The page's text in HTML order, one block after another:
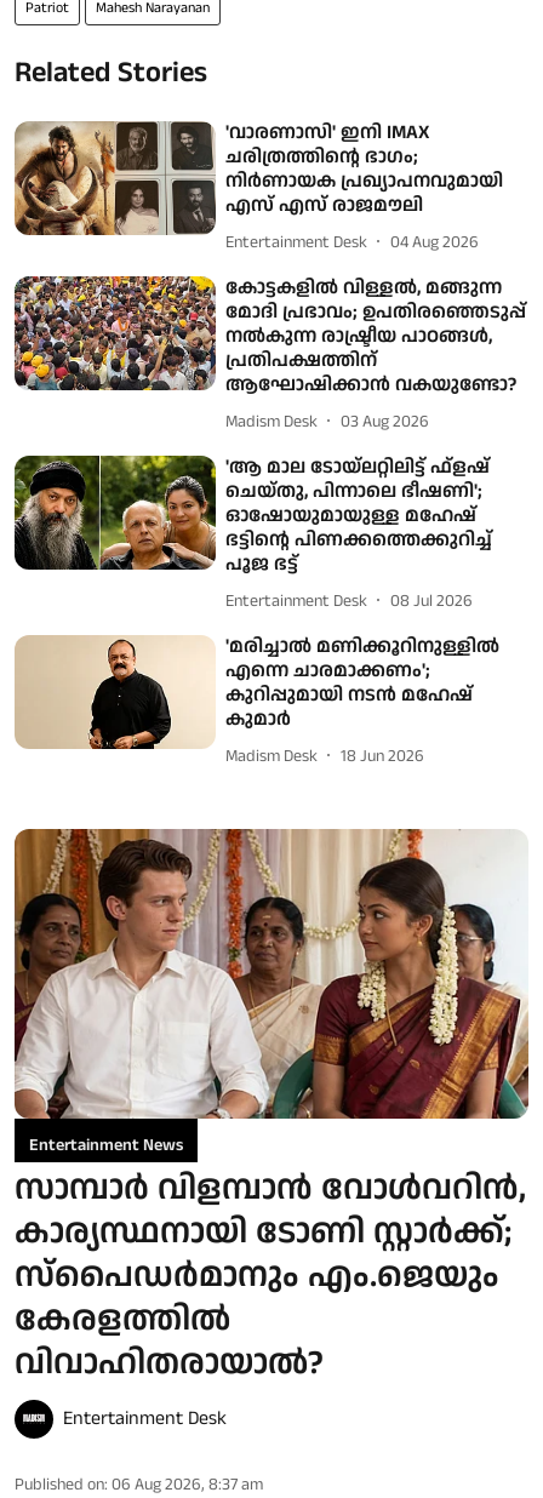
Patriot Mahesh Narayanan
Related Stories
'വാരണാസി' ഇനി IMAX
ചരിത്രത്തിന്റെ ഭാഗം;
നിർണായക പ്രഖ്യാപനവുമായി
എസ് എസ് രാജമൗലി
Entertainment Desk 04 Aug 2026
കോട്ടകളിൽ വിള്ളൽ, മങ്ങുന്ന
മോദി പ്രഭാവം; ഉപതിരഞ്ഞെടുപ്പ്
നൽകുന്ന രാഷ്ട്രീയ പാഠങ്ങൾ,
പ്രതിപക്ഷത്തിന്
ആഘോഷിക്കാൻ വകയുണ്ടോ?
Madism Desk 03 Aug 2026
'ആ മാല ടോയ്ലറ്റിലിട്ട് ഫ്‌ളഷ്
ചെയ്തു, പിന്നാലെ ഭീഷണി';
ഓഷോയുമായുള്ള മഹേഷ്
ഭട്ടിന്റെ പിണക്കത്തെക്കുറിച്ച്
പൂജ ഭട്ട്
Entertainment Desk 08 Jul 2026
'മരിച്ചാൽ മണിക്കൂറിനുള്ളിൽ
എന്നെ ചാരമാക്കണം';
കുറിപ്പുമായി നടൻ മഹേഷ്
കുമാർ
Madism Desk 18 Jun 2026
Entertainment News
സാമ്പാർ വിളമ്പാൻ വോൾവറിൻ,
കാര്യസ്ഥനായി ടോണി സ്റ്റാർക്ക്;
സ്പൈഡർമാനും എം.ജെയും
കേരളത്തിൽ
വിവാഹിതരായാൽ?
Entertainment Desk
Published on: 06 Aug 2026, 8:37 am